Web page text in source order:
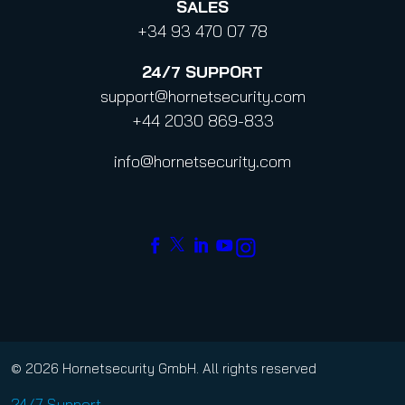
SALES
+34 93 470 07 78
24/7 SUPPORT
support@hornetsecurity.com
+44 2030 869-833
info@hornetsecurity.com
© 2026 Hornetsecurity GmbH. All rights reserved